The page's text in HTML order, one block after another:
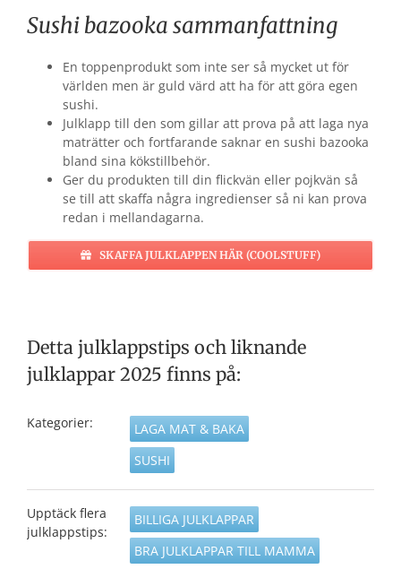
Sushi bazooka sammanfattning
En toppenprodukt som inte ser så mycket ut för
världen men är guld värd att ha för att göra egen
sushi.
Julklapp till den som gillar att prova på att laga nya
maträtter och fortfarande saknar en sushi bazooka
bland sina kökstillbehör.
Ger du produkten till din flickvän eller pojkvän så
se till att skaffa några ingredienser så ni kan prova
redan i mellandagarna.
SKAFFA JULKLAPPEN HÄR (COOLSTUFF)
Detta julklappstips och liknande
julklappar 2025 finns på:
Kategorier:
LAGA MAT & BAKA
SUSHI
Upptäck flera
julklappstips:
BILLIGA JULKLAPPAR
BRA JULKLAPPAR TILL MAMMA